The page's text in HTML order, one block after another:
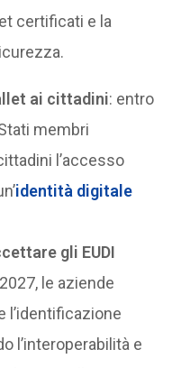
certificati e la
ai cittadini: entro
membri
l’accesso
identità digitale
gli EUDI
le aziende
l’identificazione
l’interoperabilità e